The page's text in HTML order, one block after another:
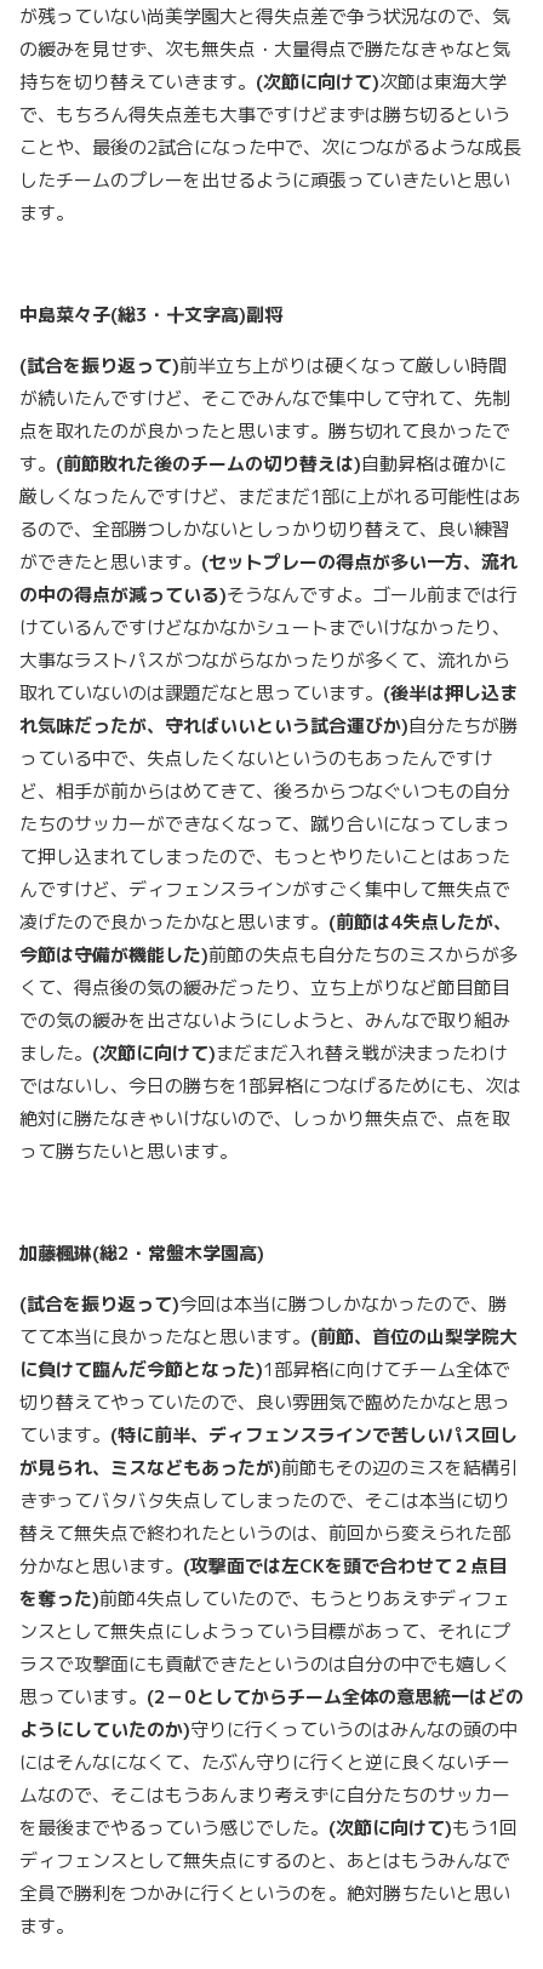
が残っていない尚美学園大と得失点差で争う状況なので、気
の緩みを見せず、次も無失点・大量得点で勝たなきゃなと気
持ちを切り替えていきます。 (次節に向けて)次節は東海大学
で、もちろん得失点差も大事ですけどまずは勝ち切るという
ことや、最後の2試合になった中で、次につながるような成長
したチームのプレーを出せるように頑張っていきたいと思い
ます。
中島菜々子(総3 ・十文字高)副将
(試合を振り返って)前半立ち上がりは硬くなって厳しい時間
が続いたんですけど、そこでみんなで集中して守れて、先制
点を取れたのが良かったと思います。勝ち切れて良かったで
す。 (前節敗れた後のチームの切り替えは)自動昇格は確かに
厳しくなったんですけど、まだまだ1部に上がれる可能性はあ
るので、全部勝つしかないとしっかり切り替えて、良い練習
ができたと思います。 (セットプレーの得点が多い一方、流れ
の中の得点が減っている)そうなんですよ。ゴール前までは行
けているんですけどなかなかシュートまでいけなかったり、
大事なラストパスがつながらなかったりが多くて、流れから
取れていないのは課題だなと思っています。 (後半は押し込ま
れ気味だったが、守ればいいという試合運びか)自分たちが勝
っている中で、失点したくないというのもあったんですけ
ど、相手が前からはめてきて、後ろからつなぐいつもの自分
たちのサッカーができなくなって、蹴り合いになってしまっ
て押し込まれてしまったので、もっとやりたいことはあった
んですけど、ディフェンスラインがすごく集中して無失点で
凌げたので良かったかなと思います。 (前節は4失点したが、
今節は守備が機能した)前節の失点も自分たちのミスからが多
くて、得点後の気の緩みだったり、立ち上がりなど節目節目
での気の緩みを出さないようにしようと、みんなで取り組み
ました。 (次節に向けて)まだまだ入れ替え戦が決まったわけ
ではないし、今日の勝ちを1部昇格につなげるためにも、次は
絶対に勝たなきゃいけないので、しっかり無失点で、点を取
って勝ちたいと思います。
加藤楓琳(総2 ・常盤木学園高)
(試合を振り返って)今回は本当に勝つしかなかったので、勝
てて本当に良かったなと思います。 (前節、首位の山梨学院大
に負けて臨んだ今節となった)1部昇格に向けてチーム全体で
切り替えてやっていたので、良い雰囲気で臨めたかなと思っ
ています。 (特に前半、ディフェンスラインで苦しいパス回し
が見られ、ミスなどもあったが)前節もその辺のミスを結構引
きずってバタバタ失点してしまったので、そこは本当に切り
替えて無失点で終われたというのは、前回から変えられた部
分かなと思います。 (攻撃面では左CKを頭で合わせて２点目
を奪った)前節4失点していたので、もうとりあえずディフェ
ンスとして無失点にしようっていう目標があって、それにプ
ラスで攻撃面にも貢献できたというのは自分の中でも嬉しく
思っています。 (2－0としてからチーム全体の意思統一はどの
ようにしていたのか)守りに行くっていうのはみんなの頭の中
にはそんなになくて、たぶん守りに行くと逆に良くないチー
ムなので、そこはもうあんまり考えずに自分たちのサッカー
を最後までやるっていう感じでした。 (次節に向けて)もう1回
ディフェンスとして無失点にするのと、あとはもうみんなで
全員で勝利をつかみに行くというのを。絶対勝ちたいと思い
ます。